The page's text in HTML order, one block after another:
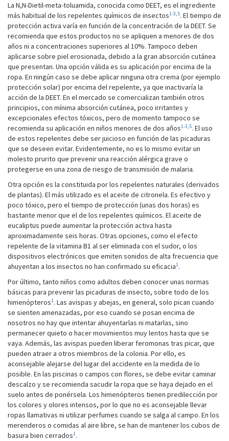
La N,N-Dietil-meta-toluamida, conocida como DEET, es el ingrediente
más habitual de los repelentes químicos de insectos1-3,5. El tiempo de
protección activa varía en función de la concentración de la DEET. Se
recomienda que estos productos no se apliquen a menores de dos
años ni a concentraciones superiores al 10%. Tampoco deben
aplicarse sobre piel erosionada, debido a la gran absorción cutánea
que presentan. Una opción válida es su aplicación por encima de la
ropa. En ningún caso se debe aplicar ninguna otra crema (por ejemplo
protección solar) por encima del repelente, ya que inactivaría la
acción de la DEET. En el mercado se comercializan también otros
principios, con mínima absorción cutánea, poco irritantes y
excepcionales efectos tóxicos, pero de momento tampoco se
recomienda su aplicación en niños menores de dos años1-3,5. El uso
de estos repelentes debe ser juicioso en función de las picaduras
que se deseen evitar. Evidentemente, no es lo mismo evitar un
molesto prurito que prevenir una reacción alérgica grave o
protegerse en una zona de riesgo de transmisión de malaria.
Otra opción es la constituida por los repelentes naturales (derivados
de plantas). El más utilizado es el aceite de citronela. Es efectivo y
poco tóxico, pero el tiempo de protección (unas dos horas) es
bastante menor que el de los repelentes químicos. El aceite de
eucaliptus puede aumentar la protección activa hasta
aproximadamente seis horas. Otras opciones, como el efecto
repelente de la vitamina B1 al ser eliminada con el sudor, o los
dispositivos electrónicos que emiten sonidos de alta frecuencia que
ahuyentan a los insectos no han confirmado su eficacia1.
Por último, tanto niños como adultos deben conocer unas normas
básicas para prevenir las picaduras de insecto, sobre todo de los
himenópteros1. Las avispas y abejas, en general, solo pican cuando
se sienten amenazadas, por eso cuando se posan encima de
nosotros no hay que intentar ahuyentarlas ni matarlas, sino
permanecer quieto o hacer movimientos muy lentos hasta que se
vaya. Además, las avispas pueden liberar feromonas tras picar, que
pueden atraer a otros miembros de la colonia. Por ello, es
aconsejable alejarse del lugar del accidente en la medida de lo
posible. En las piscinas o campos con flores, se debe evitar caminar
descalzo y se recomienda sacudir la ropa que se haya dejado en el
suelo antes de ponérsela. Los himenópteros tienen predilección por
los colores y olores intensos, por lo que no es aconsejable llevar
ropas llamativas ni utilizar perfumes cuando se salga al campo. En los
merenderos o comidas al aire libre, se han de mantener los cubos de
basura bien cerrados1.